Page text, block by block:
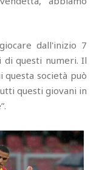
dall'inizio 7
di questi numeri. Il
questa società può
questi giovani in